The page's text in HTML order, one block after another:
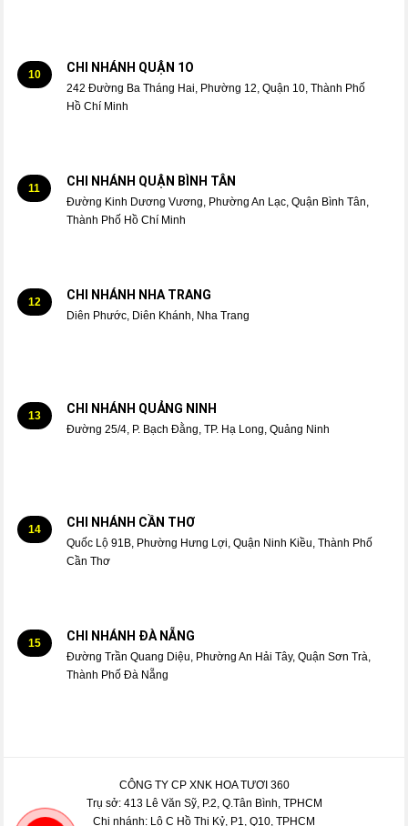
10 CHI NHÁNH QUẬN 1O
242 Đường Ba Tháng Hai, Phường 12, Quận 10, Thành Phố
Hồ Chí Minh
11 CHI NHÁNH QUẬN BÌNH TÂN
Đường Kinh Dương Vương, Phường An Lạc, Quận Bình Tân,
Thành Phố Hồ Chí Minh
12 CHI NHÁNH NHA TRANG
Diên Phước, Diên Khánh, Nha Trang
13 CHI NHÁNH QUẢNG NINH
Đường 25/4, P. Bạch Đằng, TP. Hạ Long, Quảng Ninh
14 CHI NHÁNH CẦN THƠ
Quốc Lộ 91B, Phường Hưng Lợi, Quận Ninh Kiều, Thành Phố
Cần Thơ
15 CHI NHÁNH ĐÀ NẴNG
Đường Trần Quang Diệu, Phường An Hải Tây, Quận Sơn Trà,
Thành Phố Đà Nẵng
CÔNG TY CP XNK HOA TƯƠI 360
Trụ sở: 413 Lê Văn Sỹ, P.2, Q.Tân Bình, TPHCM
Chi nhánh: Lô C Hồ Thị Kỷ, P1, Q10, TPHCM